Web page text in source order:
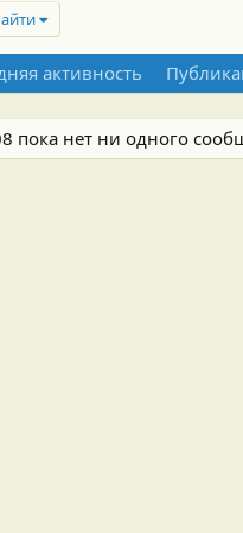
активность
пока нет ни одного